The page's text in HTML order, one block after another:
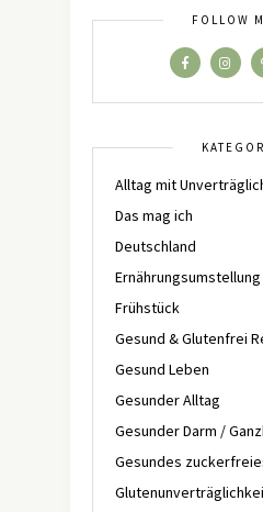
FOLLOW
Alltag mit
Das mag ich
Deutschland
Ernährungsumstellung
Frühstück
Gesund & Glutenfrei
Gesund Leben
Gesunder Alltag
Gesunder Darm /
Gesundes